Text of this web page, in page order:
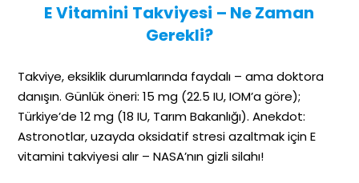
E Vitamini Takviyesi – Ne Zaman
Gerekli?
Takviye, eksiklik durumlarında faydalı – ama doktora
danışın. Günlük öneri: 15 mg (22.5 IU, IOM’a göre);
Türkiye’de 12 mg (18 IU, Tarım Bakanlığı). Anekdot:
Astronotlar, uzayda oksidatif stresi azaltmak için E
vitamini takviyesi alır – NASA’nın gizli silahı!